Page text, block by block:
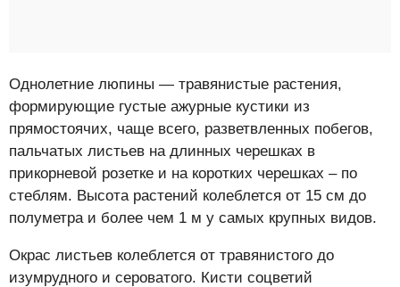
Однолетние люпины — травянистые растения,
формирующие густые ажурные кустики из
прямостоячих, чаще всего, разветвленных побегов,
пальчатых листьев на длинных черешках в
прикорневой розетке и на коротких черешках – по
стеблям. Высота растений колеблется от 15 см до
полуметра и более чем 1 м у самых крупных видов.
Окрас листьев колеблется от травянистого до
изумрудного и сероватого. Кисти соцветий